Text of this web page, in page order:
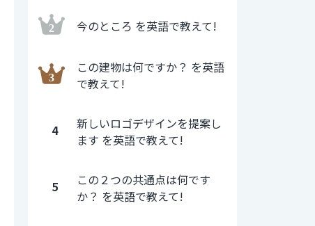
今のところ を英語で教えて!
この建物は何ですか？ を英語
で教えて!
4
新しいロゴデザインを提案し
ます を英語で教えて!
5
この２つの共通点は何です
か？ を英語で教えて!